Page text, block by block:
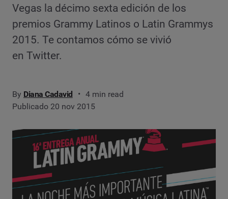
Vegas la décimo sexta edición de los
premios Grammy Latinos o Latin Grammys
2015. Te contamos cómo se vivió
en Twitter.
By Diana Cadavid
4 min read
Publicado 20 nov 2015